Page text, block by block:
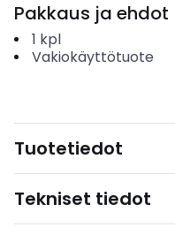
Pakkaus ja ehdot
1 kpl
Vakiokäyttötuote
Tuotetiedot
Tekniset tiedot